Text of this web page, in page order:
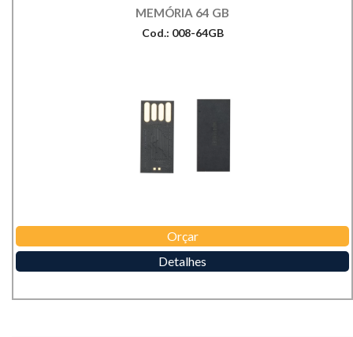
MEMÓRIA 64 GB
Cod.: 008-64GB
Orçar
Detalhes